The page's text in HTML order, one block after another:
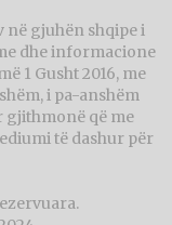
gjuhën shqipe i
dhe informacione
1 Gusht 2016, me
i pa-anshëm
gjithmonë që me
të dashur për